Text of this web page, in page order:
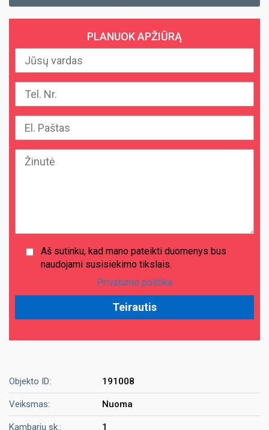
PLANUOK APŽIŪRĄ
Aš sutinku, kad mano pateikti duomenys bus
naudojami susisiekimo tikslais.
Privatumo politika
Objekto ID: 191008
Veiksmas: Nuoma
Kambarių sk.: 1